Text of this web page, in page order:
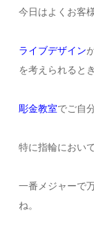
今日はよくお客
ライブデザイン
を考えられるとき
彫金教室でご自
特に指輪におい
一番メジャーで
ね。